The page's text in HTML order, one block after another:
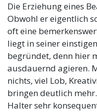
Die Erziehung eines
Obwohl er eigentlich
oft eine
liegt in seiner
begründet, denn hier
ausdauernd agieren.
nichts, viel Lob,
bringen deutlich
Halter sehr